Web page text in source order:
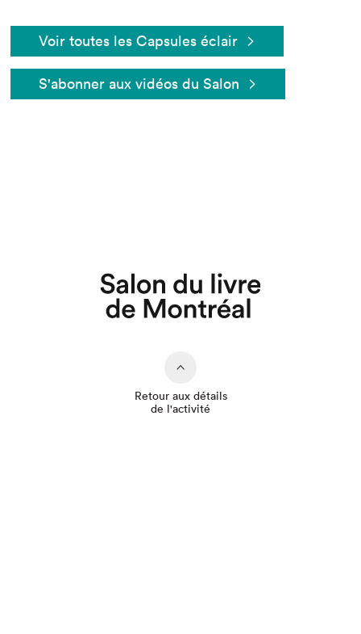
Voir toutes les Capsules éclair
S'abonner aux vidéos du Salon
Retour aux détails
de l'activité